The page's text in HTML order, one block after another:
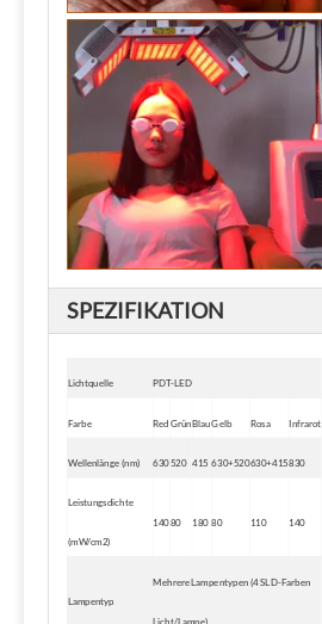
SPEZIFIKATION
Lichtquelle PDT-LED
Farbe Red GrünBlauGelb Rosa Infrarot
Wellenlänge (nm) 630520 415 630+520630+415830
Leistungsdichte
(mW/cm2)
14080 180 80 110 140
Lampentyp
Mehrere Lampentypen (4 SLD-Farben
Licht/Lampe)